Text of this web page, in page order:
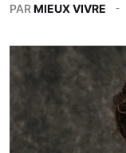
PARMIEUX VIVRE